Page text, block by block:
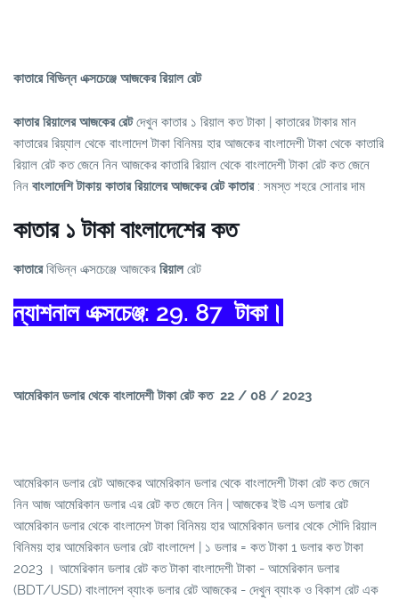
কাতারে বিভিন্ন এক্সচেঞ্জে আজকের রিয়াল রেট
কাতার রিয়ালের আজকের রেটদেখুন কাতার ১ রিয়াল কত টাকা | কাতারের টাকার মান
কাতারের রিয়্যাল থেকে বাংলাদেশ টাকা বিনিময় হার আজকের বাংলাদেশী টাকা থেকে কাতারি
রিয়াল রেট কত জেনে নিন আজকের কাতারি রিয়াল থেকে বাংলাদেশী টাকা রেট কত জেনে
নিন বাংলাদেশি টাকায় কাতার রিয়ালের আজকের রেট কাতার: সমস্ত শহরে সোনার দাম
কাতার ১ টাকা বাংলাদেশের কত
কাতারেবিভিন্ন এক্সচেঞ্জে আজকের রিয়ালরেট
ন্যাশনাল এক্সচেঞ্জ: 29. 87 টাকা।
আমেরিকান ডলার থেকে বাংলাদেশী টাকা রেট কত 22 / 08 / 2023
আমেরিকান ডলার রেট আজকের আমেরিকান ডলার থেকে বাংলাদেশী টাকা রেট কত জেনে
নিন আজ আমেরিকান ডলার এর রেট কত জেনে নিন | আজকের ইউ এস ডলার রেট
আমেরিকান ডলার থেকে বাংলাদেশ টাকা বিনিময় হার আমেরিকান ডলার থেকে সৌদি রিয়াল
বিনিময় হার আমেরিকান ডলার রেট বাংলাদেশ | ১ ডলার = কত টাকা 1 ডলার কত টাকা
2023 । আমেরিকান ডলার রেট কত টাকা বাংলাদেশী টাকা - আমেরিকান ডলার
(BDT/USD) বাংলাদেশ ব্যাংক ডলার রেট আজকের - দেখুন ব্যাংক ও বিকাশ রেট এক